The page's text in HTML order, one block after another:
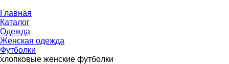
Главная
Каталог
Одежда
Женская одежда
Футболки
хлопковые женские футболки